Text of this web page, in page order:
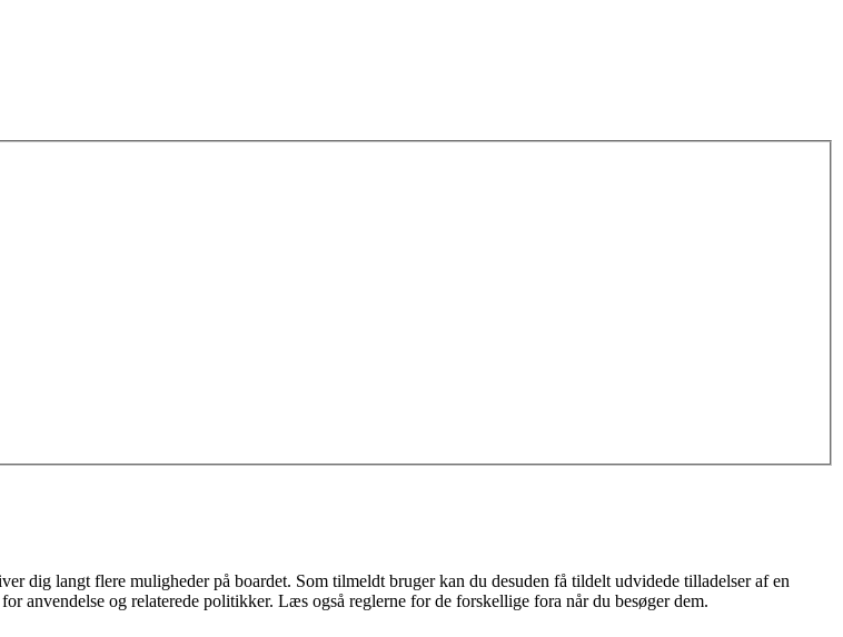
dig langt flere muligheder på boardet. Som tilmeldt bruger kan du desuden få tildelt udvidede tilladelser af en
anvendelse og relaterede politikker. Læs også reglerne for de forskellige fora når du besøger dem.